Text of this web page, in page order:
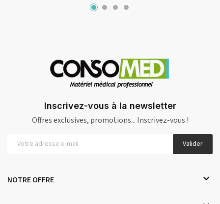
Inscrivez-vous à la newsletter
Offres exclusives, promotions... Inscrivez-vous !
Valider
NOTRE OFFRE 